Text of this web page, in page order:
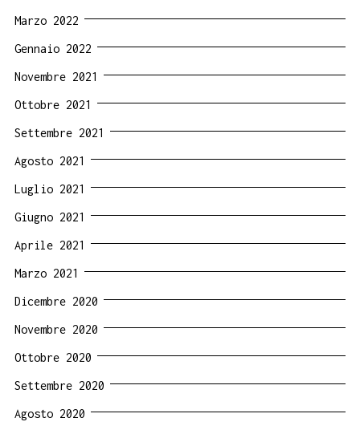
Marzo 2022
Gennaio 2022
Novembre 2021
Ottobre 2021
Settembre 2021
Agosto 2021
Luglio 2021
Giugno 2021
Aprile 2021
Marzo 2021
Dicembre 2020
Novembre 2020
Ottobre 2020
Settembre 2020
Agosto 2020